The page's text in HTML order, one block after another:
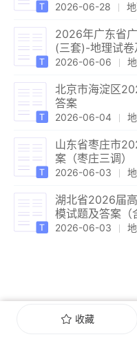
2026-06-28
2026年广东省
(三套)-地理试卷
2026-06-06
北京市海淀区
答案
2026-06-04
山东省枣庄市
案（枣庄三调）
2026-06-03
湖北省2026届
模试题及答案（
2026-06-03
收藏